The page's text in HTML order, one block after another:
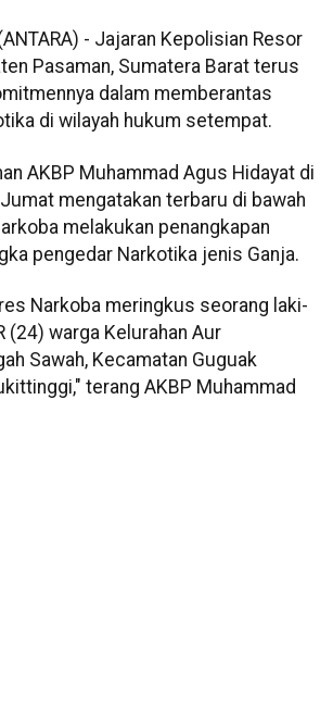
- Jajaran Kepolisian Resor
Pasaman, Sumatera Barat terus
dalam memberantas
di wilayah hukum setempat.
AKBP Muhammad Agus Hidayat di
mengatakan terbaru di bawah
melakukan penangkapan
pengedar Narkotika jenis Ganja.
Narkoba meringkus seorang laki-
(24) warga Kelurahan Aur
Sawah, Kecamatan Guguak
terang AKBP Muhammad